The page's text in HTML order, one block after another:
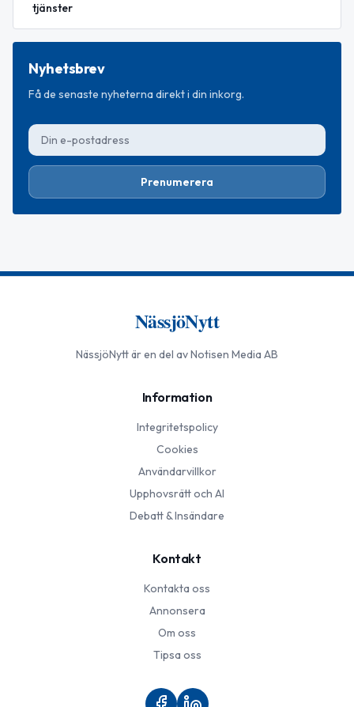
tjänster
Nyhetsbrev
Få de senaste nyheterna direkt i din inkorg.
Prenumerera
NässjöNytt
NässjöNyttär en del av Notisen Media AB
Information
Integritetspolicy
Cookies
Användarvillkor
Upphovsrätt och AI
Debatt & Insändare
Kontakt
Kontakta oss
Annonsera
Om oss
Tipsa oss